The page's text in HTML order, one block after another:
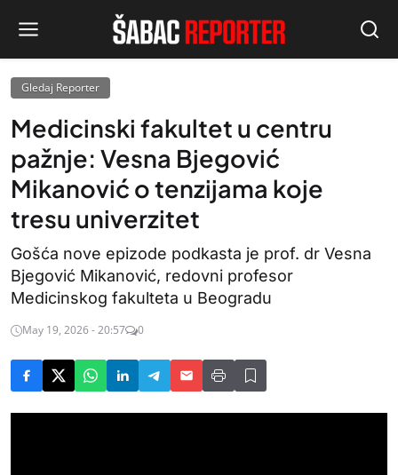
Gledaj Reporter
Medicinski fakultet u centru
pažnje: Vesna Bjegović
Mikanović o tenzijama koje
tresu univerzitet
Gošća nove epizode podkasta je prof. dr Vesna
Bjegović Mikanović, redovni profesor
Medicinskog fakulteta u Beogradu
May 19, 2026 - 20:57 0